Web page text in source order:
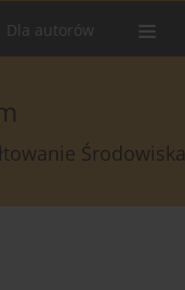
Dla autorów
Środowiska